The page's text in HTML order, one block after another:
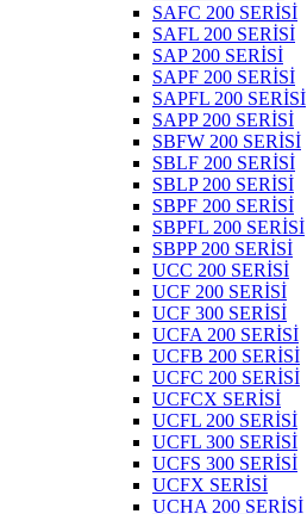
SAFC 200 SERİSİ
SAFL 200 SERİSİ
SAP 200 SERİSİ
SAPF 200 SERİSİ
SAPFL 200 SERİSİ
SAPP 200 SERİSİ
SBFW 200 SERİSİ
SBLF 200 SERİSİ
SBLP 200 SERİSİ
SBPF 200 SERİSİ
SBPFL 200 SERİSİ
SBPP 200 SERİSİ
UCC 200 SERİSİ
UCF 200 SERİSİ
UCF 300 SERİSİ
UCFA 200 SERİSİ
UCFB 200 SERİSİ
UCFC 200 SERİSİ
UCFCX SERİSİ
UCFL 200 SERİSİ
UCFL 300 SERİSİ
UCFS 300 SERİSİ
UCFX SERİSİ
UCHA 200 SERİSİ